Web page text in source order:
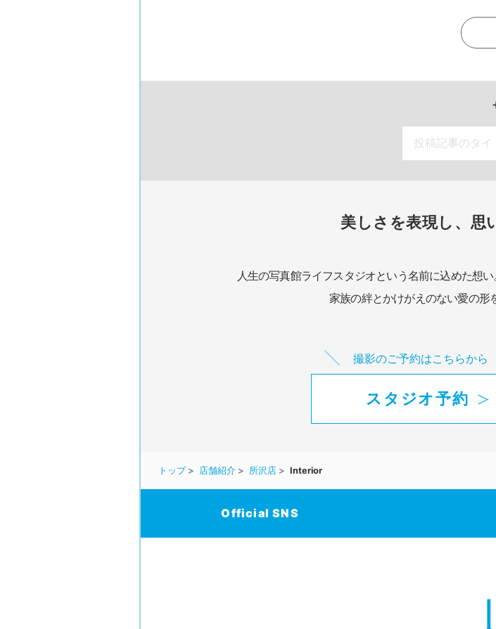
美しさを表現し、思
人生の写真館ライフスタジオという名前に込めた想い
家族の絆とかけがえのない愛の形
撮影のご予約はこちらから
スタジオ予約
トップ 店舗紹介 所沢店 Interior
Official SNS